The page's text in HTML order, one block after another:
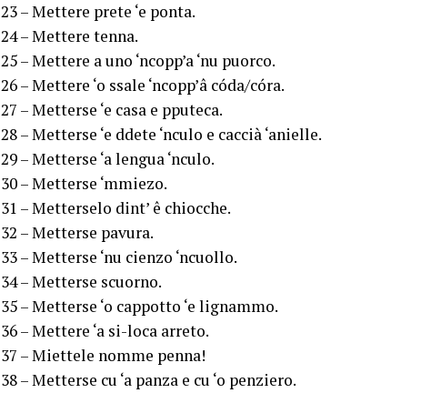
23 – Mettere prete ‘e ponta.
24 – Mettere tenna.
25 – Mettere a uno ‘ncopp’a ‘nu puorco.
26 – Mettere ‘o ssale ‘ncopp’â códa/córa.
27 – Metterse ‘e casa e pputeca.
28 – Metterse ‘e ddete ‘nculo e caccià ‘anielle.
29 – Metterse ‘a lengua ‘nculo.
30 – Metterse ‘mmiezo.
31 – Metterselo dint’ ê chiocche.
32 – Metterse pavura.
33 – Metterse ‘nu cienzo ‘ncuollo.
34 – Metterse scuorno.
35 – Metterse ‘o cappotto ‘e lignammo.
36 – Mettere ‘a si-loca arreto.
37 – Miettele nomme penna!
38 – Metterse cu ‘a panza e cu ‘o penziero.